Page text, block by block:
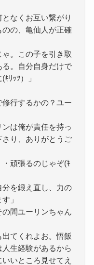
なくお互い繋がり
の、亀仙人が正確
。この子を引き取
。自分自身だけで
ﾘｯﾂ）」
行するかの？ユー
は俺が責任を持っ
り、ありがとうご
頑張るのじゃぞ(ｷ
を鍛え直し、力の
」
間ユーリンちゃん
てくれよお。悟飯
生経験があるから
いところ見せてえ